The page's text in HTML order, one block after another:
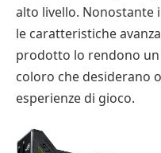
alto livello. Nonostante
le caratteristiche
prodotto lo rendono
coloro che desiderano
esperienze di gioco.